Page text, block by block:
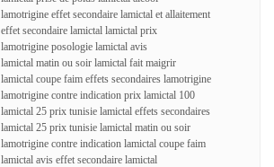
lamotrigine effet secondaire lamictal et allaitement
effet secondaire lamictal lamictal prix
lamotrigine posologie lamictal avis
lamictal matin ou soir lamictal fait maigrir
lamictal coupe faim effets secondaires lamotrigine
lamotrigine contre indication prix lamictal 100
lamictal 25 prix tunisie lamictal effets secondaires
lamictal 25 prix tunisie lamictal matin ou soir
lamotrigine contre indication lamictal coupe faim
lamictal avis effet secondaire lamictal